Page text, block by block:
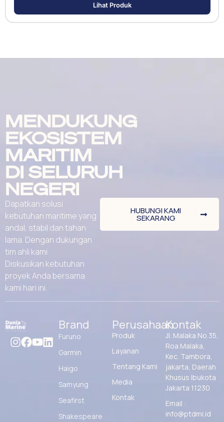
Lihat Produk
MENDUKUNG
EKOSISTEM
MARITIM
DI SELURUH
NEGERI
Dapatkan solusi
kebutuhan maritime yang
andal, stabil dan tahan
lama. Dengan dukungan
tim ahli kami
Diskusikan kebutuhan
proyek Anda bersama
kami hari ini.
HUBUNGI KAMI
SEKARANG
Brand
Furuno
Garmin
Haigo
Samyung
Seafirst
Shakespeare
Perusahaan
Produk
Layanan
Tentang Kami
Media
Kontak
Kontak
Jl. Malaka No.35,
Roa Malaka,
Kec. Tambora,
jakarta, Daerah
Khusus Ibukota
Jakarta 11230
Email :
info@ptdmi.id